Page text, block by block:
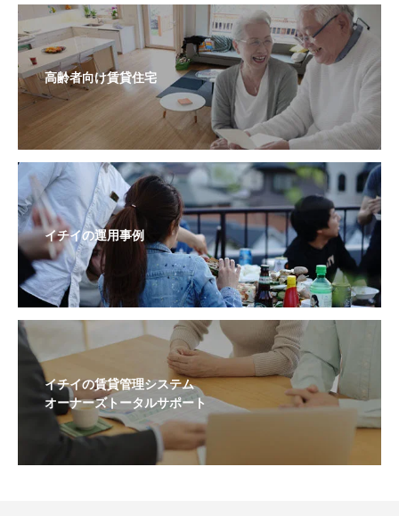
高齢者向け賃貸住宅
イチイの運用事例
イチイの賃貸管理システム
オーナーズトータルサポート